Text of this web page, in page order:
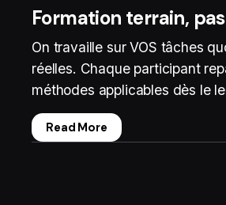
Formation terrain,
On travaille sur VOS tâches
réelles. Chaque participant
méthodes applicables dès le
Read More